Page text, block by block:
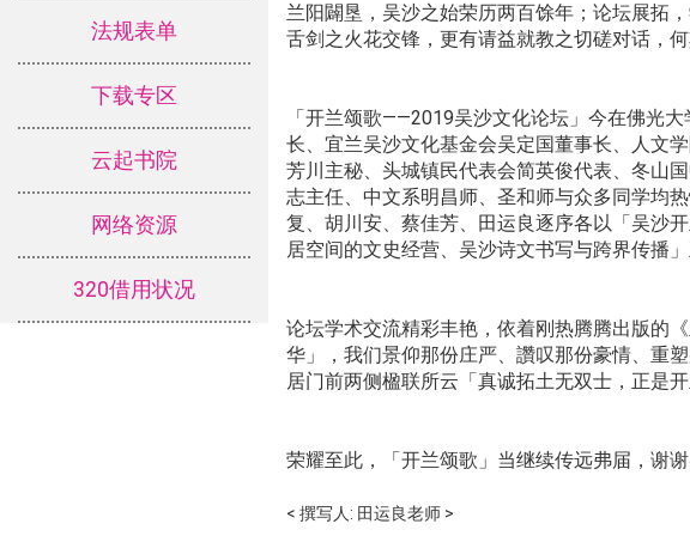
法规表单
下载专区
云起书院
网络资源
320借用状况
兰阳闢垦，吴沙之始荣历两百馀年；论坛展拓
舌剑之火花交锋，更有请益就教之切磋对话，
「开兰颂歌——2019吴沙文化论坛」今在佛光
长、宜兰吴沙文化基金会吴定国董事长、人文
芳川主秘、头城镇民代表会简英俊代表、冬山
志主任、中文系明昌师、圣和师与众多同学均
复、胡川安、蔡佳芳、田运良逐序各以「吴沙
居空间的文史经营、吴沙诗文书写与跨界传播
论坛学术交流精彩丰艳，依着刚热腾腾出版的
华」，我们景仰那份庄严、讚叹那份豪情、重
居门前两侧楹联所云「真诚拓土无双士，正是
荣耀至此，「开兰颂歌」当继续传远弗届，谢
< 撰写人: 田运良老师 >